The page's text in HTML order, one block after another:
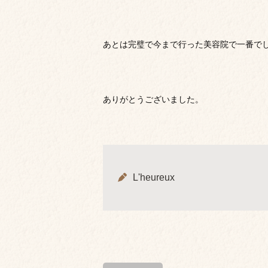
あとは完璧で今まで行った美容院で一番で
ありがとうございました。
L'heureux